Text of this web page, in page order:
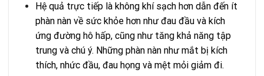
Hệ quả trực tiếp là không khí sạch hơn dẫn đến ít
phàn nàn về sức khỏe hơn như đau đầu và kích
ứng đường hô hấp, cũng như tăng khả năng tập
trung và chú ý. Những phàn nàn như mắt bị kích
thích, nhức đầu, đau họng và mệt mỏi giảm đi.